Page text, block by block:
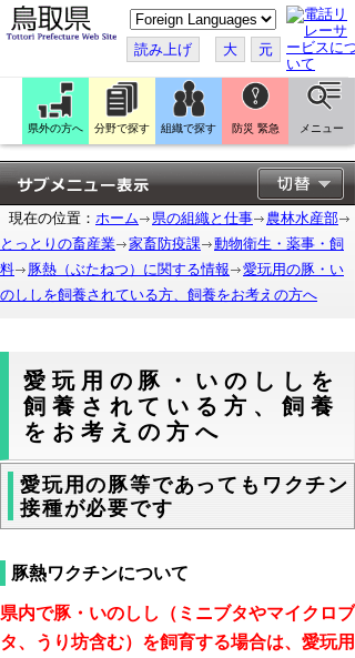
こ
の
ペ
ー
ジ
翻
訳
す
る
読み上げ 大 元
県外の方へ 分野で探す 組織で探す 防災 緊急 メニュー
現在の位置： ホーム 県の組織と仕事
農林水産部
とっとりの畜産業
家畜防疫課
動物衛生・薬事・飼
料
豚熱（ぶたねつ）に関する情報
愛玩用の豚・い
のししを飼養されている方、飼養をお考えの方へ
愛玩用の豚・いのししを
飼養されている方、飼養
をお考えの方へ
愛玩用の豚等であってもワクチン
接種が必要です
豚熱ワクチンについて
県内で豚・いのしし（ミニブタやマイクロブ
タ、うり坊含む）を飼育する場合は、愛玩用